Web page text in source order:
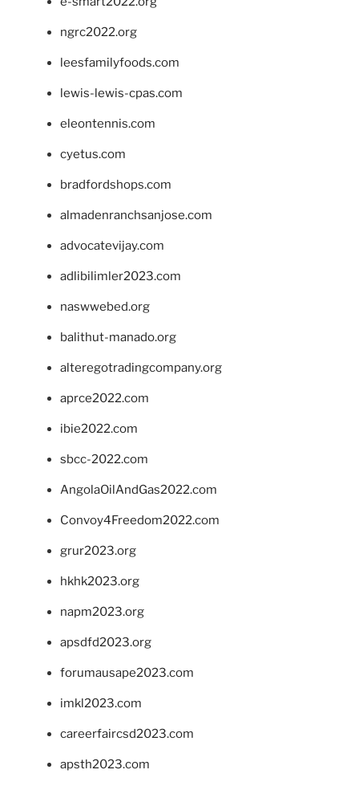
ngrc2022.org
leesfamilyfoods.com
lewis-lewis-cpas.com
eleontennis.com
cyetus.com
bradfordshops.com
almadenranchsanjose.com
advocatevijay.com
adlibilimler2023.com
naswwebed.org
balithut-manado.org
alteregotradingcompany.org
aprce2022.com
ibie2022.com
sbcc-2022.com
AngolaOilAndGas2022.com
Convoy4Freedom2022.com
grur2023.org
hkhk2023.org
napm2023.org
apsdfd2023.org
forumausape2023.com
imkl2023.com
careerfaircsd2023.com
apsth2023.com